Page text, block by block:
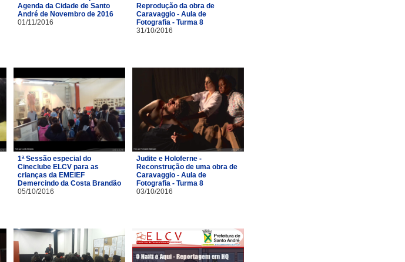
Agenda da Cidade de Santo
André de Novembro de 2016
01/11/2016
Reprodução da obra de
Caravaggio - Aula de
Fotografia - Turma 8
31/10/2016
1ª Sessão especial do
Cineclube ELCV para as
crianças da EMEIEF
Demercindo da Costa Brandão
05/10/2016
Judite e Holoferne -
Reconstrução de uma obra de
Caravaggio - Aula de
Fotografia - Turma 8
03/10/2016